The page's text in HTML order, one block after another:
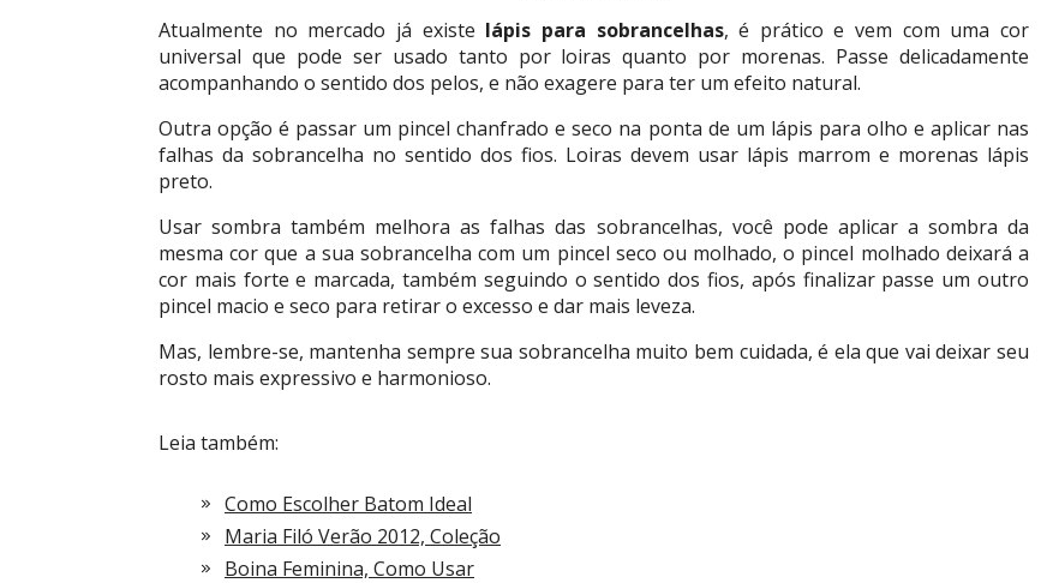
Atualmente no mercado já existe lápis para sobrancelhas, é prático e vem com uma cor
universal que pode ser usado tanto por loiras quanto por morenas. Passe delicadamente
acompanhando o sentido dos pelos, e não exagere para ter um efeito natural.
Outra opção é passar um pincel chanfrado e seco na ponta de um lápis para olho e aplicar nas
falhas da sobrancelha no sentido dos fios. Loiras devem usar lápis marrom e morenas lápis
preto.
Usar sombra também melhora as falhas das sobrancelhas, você pode aplicar a sombra da
mesma cor que a sua sobrancelha com um pincel seco ou molhado, o pincel molhado deixará a
cor mais forte e marcada, também seguindo o sentido dos fios, após finalizar passe um outro
pincel macio e seco para retirar o excesso e dar mais leveza.
Mas, lembre-se, mantenha sempre sua sobrancelha muito bem cuidada, é ela que vai deixar seu
rosto mais expressivo e harmonioso.
Leia também:
Como Escolher Batom Ideal
Maria Filó Verão 2012, Coleção
Boina Feminina, Como Usar